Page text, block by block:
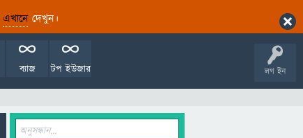
এখানেদেখুন।
লগ ইন
টপ ইউজার
ব্যাজ